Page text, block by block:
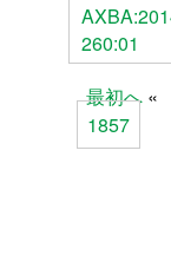
260:01
Pages
最初へ
1857